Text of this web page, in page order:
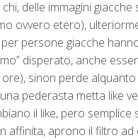
delle immagini
ovvero etero),
persone giacche
disperato, anche
sinon perde
pederasta metta like
il like, pero
affinita, aprono il filtro ad